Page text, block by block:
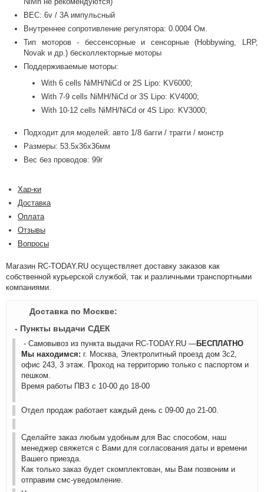
BEC: 6v / 3A импульсный
Внутреннее сопротивление регулятора: 0.0004 Ом.
Тип моторов - бессенсорные и сенсорные (Hobbywing, LRP,
Novak и др.) бесколлекторные моторы
Поддерживаемые моторы:
With 6 cells NiMH/NiCd or 2S Lipo: KV6000;
With 7-9 cells NiMH/NiCd or 3S Lipo: KV4000;
With 10-12 cells NiMH/NiCd or 4S Lipo: KV3000;
Подходит для моделей: авто 1/8 багги / трагги / монстр
Размеры: 53.5х36х36мм
Вес без проводов: 99г
Хар-ки
Доставка
Оплата
Отзывы
Вопросы
Магазин RC-TODAY.RU осуществляет доставку заказов как
собственной курьерской службой, так и различными транспортными
компаниями.
Доставка по Москве:
- Пункты выдачи СДЕК
- Самовывоз из пункта выдачи RC-TODAY.RU —БЕСПЛАТНО
Мы находимся: г. Москва, Электролитный проезд дом 3с2,
офис 243, 3 этаж. Проход на территорию только с паспортом и
пешком.
Время работы ПВЗ с 10-00 до 18-00
Отдел продаж работает каждый день с 09-00 до 21-00.
Сделайте заказ любым удобным для Вас способом, наш
менеджер свяжется с Вами для согласования даты и времени
Вашего приезда.
Как только заказ будет скомплектован, мы Вам позвоним и
отправим смс-уведомление.